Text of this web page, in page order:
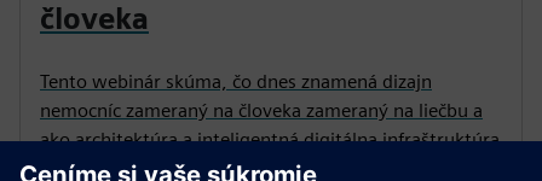
človeka
Tento webinár skúma, čo dnes znamená dizajn
nemocníc zameraný na človeka zameraný na liečbu a
ako architektúra a inteligentná digitálna infraštruktúra
spolupracujú na znižovaní stresu, zlepšovaní